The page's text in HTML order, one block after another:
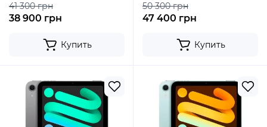
41 300 грн
38 900 грн
Купить
50 300 грн
47 400 грн
Купить